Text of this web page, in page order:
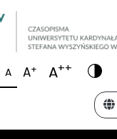
A A+ A++